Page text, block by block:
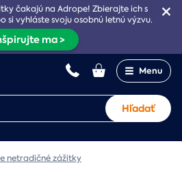
čakajú na Adrope! Zbierajte ich s
si vyhláste svoju osobnú letnú výzvu.
ma >
Menu
Hľadať
netradičné zážitky